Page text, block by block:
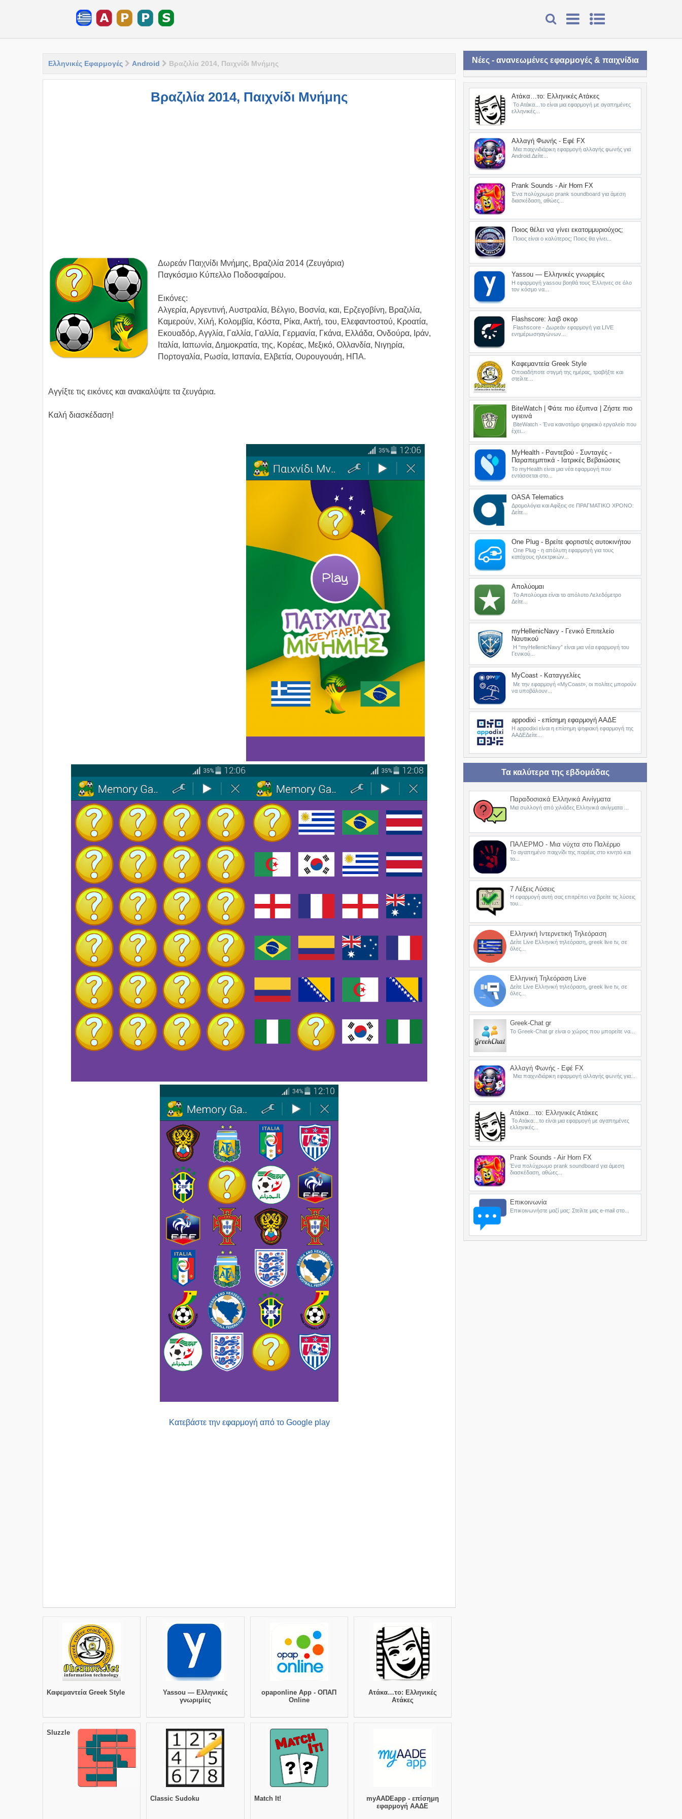
Ελληνικές Εφαρμογές Android Βραζιλία 2014, Παιχνίδι Μνήμης
Βραζιλία 2014, Παιχνίδι Μνήμης
Δωρεάν Παιχνίδι Μνήμης, Βραζιλία 2014 (Ζευγάρια)
Παγκόσμιο Κύπελλο Ποδοσφαίρου.
Εικόνες:
Αλγερία, Αργεντινή, Αυστραλία, Βέλγιο, Βοσνία, και, Ερζεγοβίνη, Βραζιλία,
Καμερούν, Χιλή, Κολομβία, Κόστα, Ρίκα, Ακτή, του, Ελεφαντοστού, Κροατία,
Εκουαδόρ, Αγγλία, Γαλλία, Γαλλία, Γερμανία, Γκάνα, Ελλάδα, Ονδούρα, Ιράν,
Ιταλία, Ιαπωνία, Δημοκρατία, της, Κορέας, Μεξικό, Ολλανδία, Νιγηρία,
Πορτογαλία, Ρωσία, Ισπανία, Ελβετία, Ουρουγουάη, ΗΠΑ.
Αγγίξτε τις εικόνες και ανακαλύψτε τα ζευγάρια.
Καλή διασκέδαση!
Κατεβάστε την εφαρμογή από το Google play
Καφεμαντεία Greek Style
Yassou — Ελληνικές
γνωριμίες
opaponline App - ΟΠΑΠ
Online
Ατάκα…το: Ελληνικές
Ατάκες
Sluzzle
Classic Sudoku Match It!
myAADEapp - επίσημη
εφαρμογή ΑΑΔΕ
Νέες - ανανεωμένες εφαρμογές & παιχνίδια
Ατάκα…το: Ελληνικές Ατάκες
Το Ατάκα…το είναι μια εφαρμογή με αγαπημένες
ελληνικές...
Αλλαγή Φωνής - Εφέ FX
Μια παιχνιδιάρικη εφαρμογή αλλαγής φωνής για
Android.Δείτε...
Prank Sounds - Air Horn FX
Ένα πολύχρωμο prank soundboard για άμεση
διασκέδαση, αθώες...
Ποιος θέλει να γίνει εκατομμυριούχος;
Ποιος είναι ο καλύτερος; Ποιος θα γίνει...
Yassou — Ελληνικές γνωριμίες
Η εφαρμογή yassou βοηθά τους Έλληνες σε όλο
τον κόσμο να...
Flashscore: λαιβ σκορ
Flashscore - Δωρεάν εφαρμογή για LIVE
ενημέρωσηαγώνων...
Καφεμαντεία Greek Style
Οποιαδήποτε στιγμή της ημέρας, τραβήξτε και
στείλτε...
BiteWatch | Φάτε πιο έξυπνα | Ζήστε πιο
υγιεινά
BiteWatch - Ένα καινοτόμο ψηφιακό εργαλείο που
έχει...
MyHealth - Ραντεβού - Συνταγές -
Παραπεμπτικά - Ιατρικές Βεβαιώσεις
Το myHealth είναι μια νέα εφαρμογή που
εντάσσεται στο...
OASA Telematics
Δρομολόγια και Αφίξεις σε ΠΡΑΓΜΑΤΙΚΟ ΧΡΟΝΟ:
Δείτε...
One Plug - Βρείτε φορτιστές αυτοκινήτου
One Plug - η απόλυτη εφαρμογή για τους
κατόχους ηλεκτρικών...
Απολύομαι
Το Απολύομαι είναι το απόλυτο Λελεδόμετρο
Δείτε...
myHellenicNavy - Γενικό Επιτελείο
Ναυτικού
Η “myHellenicNavy” είναι μια νέα εφαρμογή του
Γενικού...
MyCoast - Καταγγελίες
Με την εφαρμογή «MyCoast», οι πολίτες μπορούν
να υποβάλουν...
appodixi - επίσημη εφαρμογή ΑΑΔΕ
Η appodixi είναι η επίσημη ψηφιακή εφαρμογή της
ΑΑΔΕΔείτε...
Τα καλύτερα της εβδομάδας
Παραδοσιακά Ελληνικά Αινίγματα
Μια συλλογή από χιλιάδες Ελληνικά αινίγματα ...
ΠΑΛΕΡΜΟ - Μια νύχτα στο Παλέρμο
Το αγαπημένο παιχνίδι της παρέας στο κινητό και
το...
7 Λέξεις Λύσεις
Η εφαρμογή αυτή σας επιτρέπει να βρείτε τις λύσεις
του...
Ελληνική Ιντερνετική Τηλεόραση
Δείτε Live Ελληνική τηλεόραση, greek live tv, σε
όλες...
Ελληνική Τηλεόραση Live
Δείτε Live Ελληνική τηλεόραση, greek live tv, σε
όλες...
Greek-Chat gr
Το Greek-Chat gr είναι ο χώρος που μπορείτε να...
Αλλαγή Φωνής - Εφέ FX
Μια παιχνιδιάρικη εφαρμογή αλλαγής φωνής για...
Ατάκα…το: Ελληνικές Ατάκες
Το Ατάκα…το είναι μια εφαρμογή με αγαπημένες
ελληνικές...
Prank Sounds - Air Horn FX
Ένα πολύχρωμο prank soundboard για άμεση
διασκέδαση, αθώες...
Επικοινωνία
Επικοινωνήστε μαζί μας: Στείλτε μας e-mail στο...